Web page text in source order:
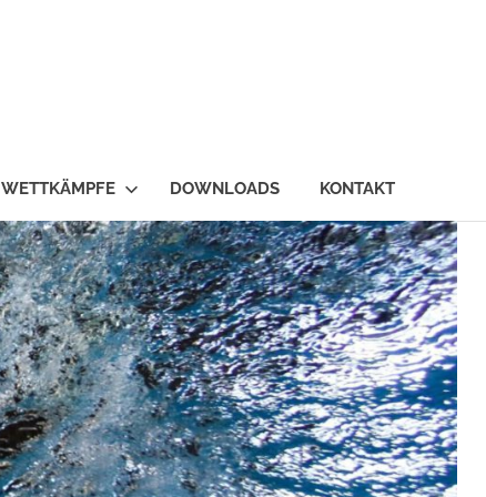
WETTKÄMPFE DOWNLOADS KONTAKT